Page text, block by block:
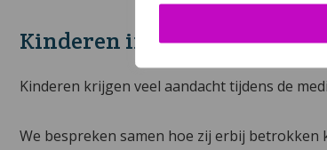
Kinderen in mediation
Kinderen krijgen veel aandacht tijdens de
We bespreken samen hoe zij erbij